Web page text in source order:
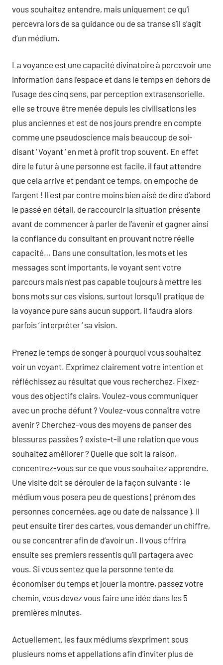
vous souhaitez entendre, mais uniquement ce qu’i
percevra lors de sa guidance ou de sa transe s’il s’agit
d’un médium.
La voyance est une capacité divinatoire à percevoir une
information dans l’espace et dans le temps en dehors de
l’usage des cinq sens, par perception extrasensorielle.
elle se trouve être menée depuis les civilisations les
plus anciennes et est de nos jours prendre en compte
comme une pseudoscience mais beaucoup de soi-
disant ‘ Voyant ‘ en met à profit trop souvent. En effet
dire le futur à une personne est facile, il faut attendre
que cela arrive et pendant ce temps, on empoche de
l’argent ! Il est par contre moins bien aisé de dire d’abord
le passé en détail, de raccourcir la situation présente
avant de commencer à parler de l’avenir et gagner ainsi
la confiance du consultant en prouvant notre réelle
capacité… Dans une consultation, les mots et les
messages sont importants, le voyant sent votre
parcours mais n’est pas capable toujours à mettre les
bons mots sur ces visions, surtout lorsqu’il pratique de
la voyance pure sans aucun support, il faudra alors
parfois ‘ interpréter ‘ sa vision.
Prenez le temps de songer à pourquoi vous souhaitez
voir un voyant. Exprimez clairement votre intention et
réfléchissez au résultat que vous recherchez. Fixez-
vous des objectifs clairs. Voulez-vous communiquer
avec un proche défunt ? Voulez-vous connaître votre
avenir ? Cherchez-vous des moyens de panser des
blessures passées ? existe-t-il une relation que vous
souhaitez améliorer ? Quelle que soit la raison,
concentrez-vous sur ce que vous souhaitez apprendre.
Une visite doit se dérouler de la façon suivante : le
médium vous posera peu de questions ( prénom des
personnes concernées, age ou date de naissance ). Il
peut ensuite tirer des cartes, vous demander un chiffre,
ou se concentrer afin de d’avoir un . Il vous offrira
ensuite ses premiers ressentis qu’il partagera avec
vous. Si vous sentez que la personne tente de
économiser du temps et jouer la montre, passez votre
chemin, vous devez vous faire une idée dans les 5
premières minutes.
Actuellement, les faux médiums s’expriment sous
plusieurs noms et appellations afin d’inviter plus de